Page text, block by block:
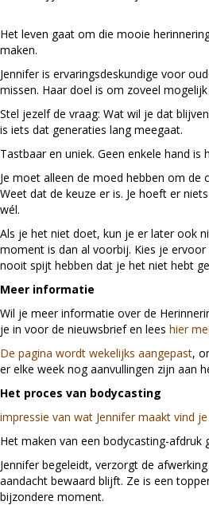
Het leven gaat om die mooie
maken.
Jennifer is ervaringsdeskundige voor
missen. Haar doel is om zoveel
Stel jezelf de vraag: Wat wil je dat
is iets dat generaties lang meegaat.
Tastbaar en uniek. Geen enkele hand is
Je moet alleen de moed hebben om de
Weet dat de keuze er is. Je hoeft er
wél.
Als je het niet doet, kun je er later ook
moment is dan al voorbij. Kies je
nooit spijt hebben dat je het niet hebt
Meer informatie
Wil je meer informatie over de
je in voor de nieuwsbrief en lees hier
De pagina wordt wekelijks aangepast,
er elke week nog aanvullingen zijn aan
Het proces van bodycasting
impressie van wat Jennifer maakt vind
Het maken van een bodycasting-afdruk
Jennifer begeleidt, verzorgt de
aandacht bewaard blijft. Ze is een
bijzondere moment.